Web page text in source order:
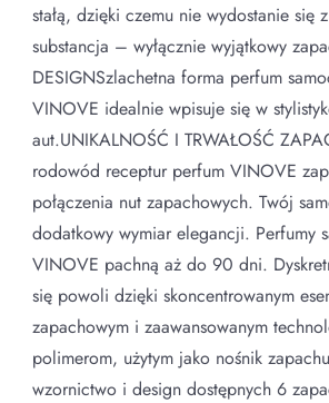
stałą, dzięki czemu nie wydostanie się
substancja – wyłącznie wyjątkowy
DESIGNSzlachetna forma perfum
VINOVE idealnie wpisuje się w
aut.UNIKALNOŚĆ I TRWAŁOŚĆ
rodowód receptur perfum VINOVE
połączenia nut zapachowych. Twój
dodatkowy wymiar elegancji. Perfumy
VINOVE pachną aż do 90 dni.
się powoli dzięki skoncentrowanym
zapachowym i zaawansowanym
polimerom, użytym jako nośnik
wzornictwo i design dostępnych 6